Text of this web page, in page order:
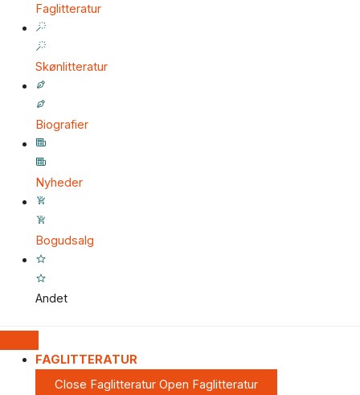
Faglitteratur
Skønlitteratur
Biografier
Nyheder
Bogudsalg
Andet
FAGLITTERATUR
Close Faglitteratur Open Faglitteratur